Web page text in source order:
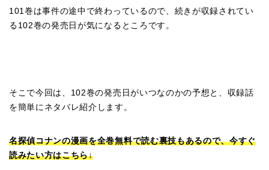
101巻は事件の途中で終わっているので、続きが収録されてい
る102巻の発売日が気になるところです。
そこで今回は、102巻の発売日がいつなのかの予想と、収録話
を簡単にネタバレ紹介します。
名探偵コナンの漫画を全巻無料で読む裏技もあるので、今すぐ
読みたい方はこちら↓